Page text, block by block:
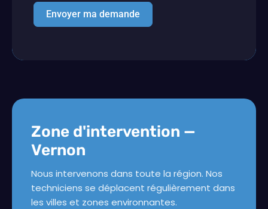
Envoyer ma demande
Zone d'intervention —
Vernon
Nous intervenons dans toute la région. Nos
techniciens se déplacent régulièrement dans
les villes et zones environnantes.